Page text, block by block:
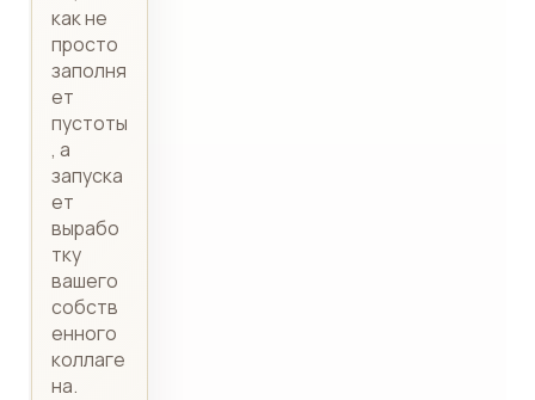
как не
просто
заполня
ет
пустоты
, а
запуска
ет
вырабо
тку
вашего
собств
енного
коллаге
на.